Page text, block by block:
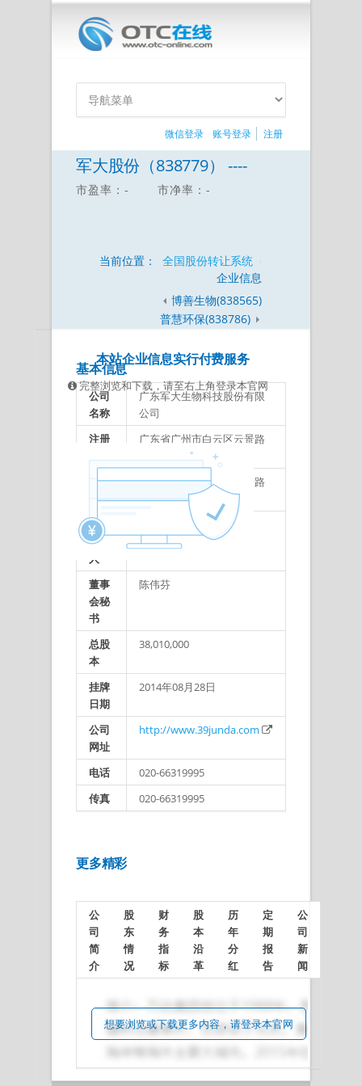
微信登录 账号登录 注册
军大股份（838779） ----
市盈率：- 市净率：-
当前位置：
全国股份转让系统
企业信息
博善生物(838565)
普慧环保(838786)
基本信息
公司
名称
广东军大生物科技股份有限
公司
注册
广东省广州市白云区云景路
云嘉街4号313房
办公
地址
广东省广州市白云区云景路
云嘉街4号313房
法定
代表
人
董事
会秘
书
陈伟芬
总股
本
38,010,000
挂牌
日期
2014年08月28日
公司
网址
http://www.39junda.com
电话
020-66319995
传真
020-66319995
更多精彩
公
司
简
介
股
东
情
况
财
务
指
标
股
本
沿
革
历
年
分
红
定
期
报
告
公
司
新
闻
想要浏览或下载更多内容，请登录本官网
本站企业信息实行付费服务
完整浏览和下载，请至右上角登录本官网